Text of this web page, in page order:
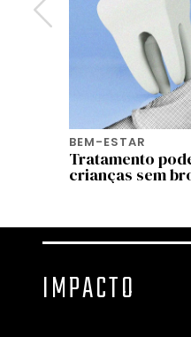
BEM-ESTAR
Tratamento
crianças sem
IMPACTO